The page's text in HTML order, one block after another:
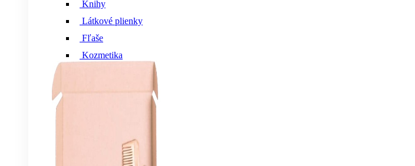
Knihy
Látkové plienky
Fľaše
Kozmetika